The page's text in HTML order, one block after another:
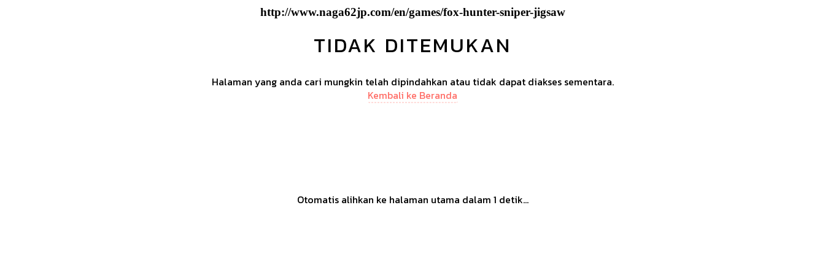
http://www.naga62jp.com/en/games/fox-hunter-sniper-jigsaw
TIDAK DITEMUKAN
Halaman yang anda cari mungkin telah dipindahkan atau tidak dapat diakses sementara.
Kembali ke Beranda
Otomatis alihkan ke halaman utama dalam 1 detik...